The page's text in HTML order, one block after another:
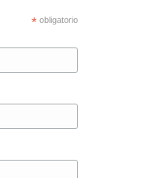
* obligatorio